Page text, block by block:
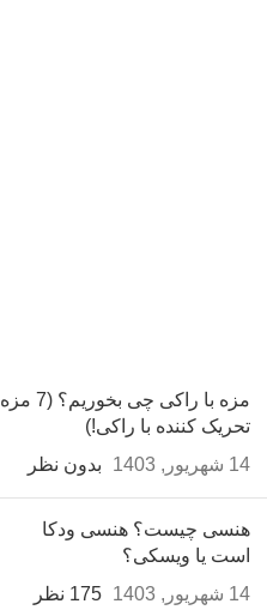
مزه با راکی چی بخوریم؟ (7 مزه
تحریک کننده با راکی!)
14 شهریور, 1403
بدون نظر
هنسی چیست؟ هنسی ودکا
است یا ویسکی؟
14 شهریور, 1403
175 نظر